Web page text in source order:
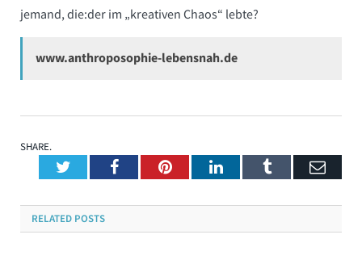
jemand, die:der im „kreativen Chaos“ lebte?
www.anthroposophie-lebensnah.de
SHARE.
TwitterFacebookPinterestLinkedInTumblr
RELATED POSTS